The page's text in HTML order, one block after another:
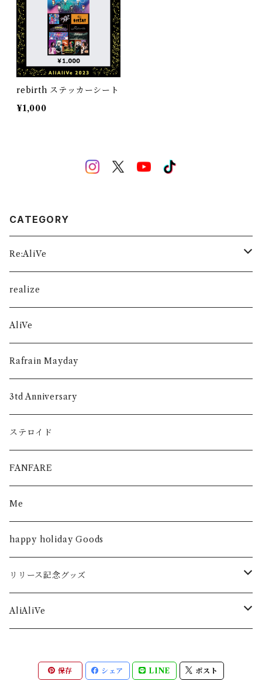
rebirth ステッカーシート
¥1,000
CATEGORY
Re:AliVe
数量限定
realize
AliVe
Rafrain Mayday
3td Anniversary
ステロイド
FANFARE
Me
happy holiday Goods
リリース記念グッズ
シンデレラストーリー
AliAliVe
2023 -animation-
保存 シェア LINE ポスト